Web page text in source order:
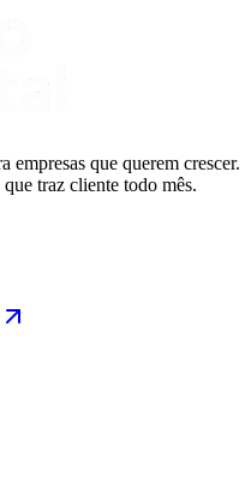
empresas que querem crescer.
traz cliente todo mês.